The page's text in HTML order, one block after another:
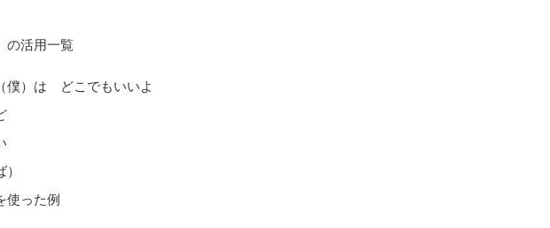
の活用一覧
）は どこでもいいよ
使った例